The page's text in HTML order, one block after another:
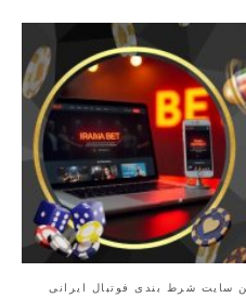
شرط بندی فوتبال ایرانی